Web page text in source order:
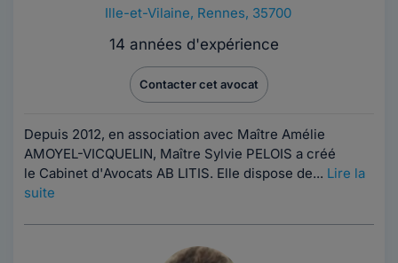
Ille-et-Vilaine, Rennes, 35700
14 années d'expérience
Contacter cet avocat
Depuis 2012, en association avec Maître Amélie
AMOYEL-VICQUELIN, Maître Sylvie PELOIS a créé
le Cabinet d'Avocats AB LITIS. Elle dispose de... Lire la
suite